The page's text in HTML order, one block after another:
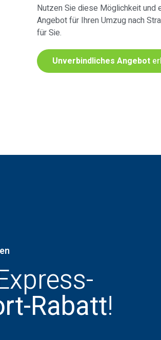
Nutzen Sie diese Möglichkeit und
Angebot für Ihren Umzug nach
für Sie.
Unverbindliches Angebot
Rabatt!